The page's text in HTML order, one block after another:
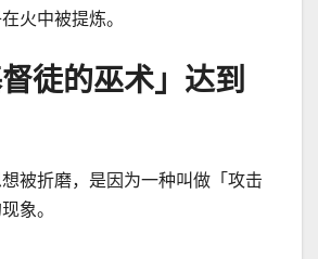
火中被提炼。
督徒的巫术」达到
被折磨，是因为一种叫做「攻击
象。